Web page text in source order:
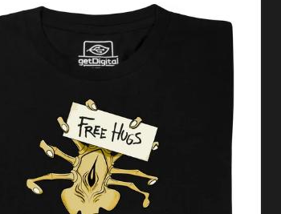
Facehugger